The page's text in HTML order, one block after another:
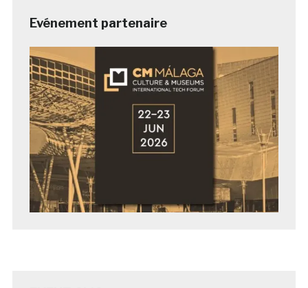
Evénement partenaire